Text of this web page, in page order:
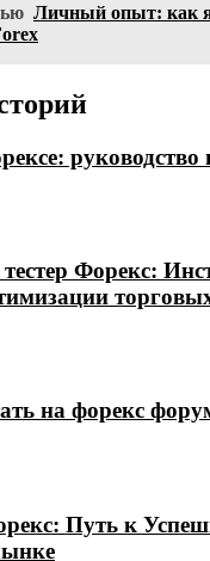
Личный опыт: как
руководство
Форекс:
на форекс
Путь к